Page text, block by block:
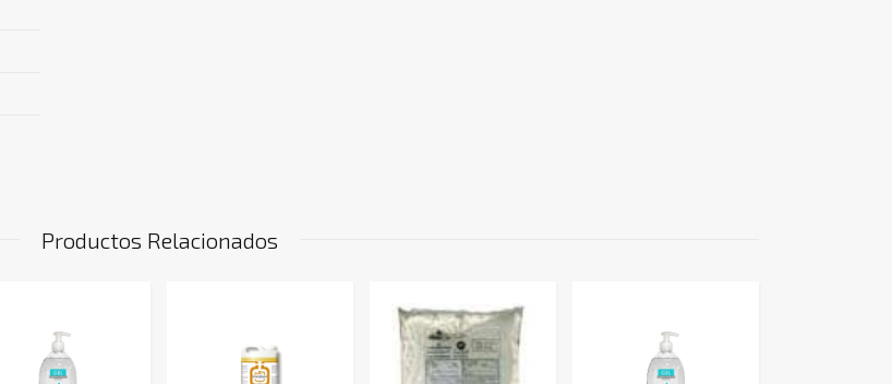
Productos Relacionados